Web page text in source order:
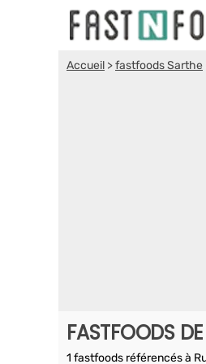
Accueil >fastfoods Sarthe
FASTFOODS
1 fastfoods référencés à